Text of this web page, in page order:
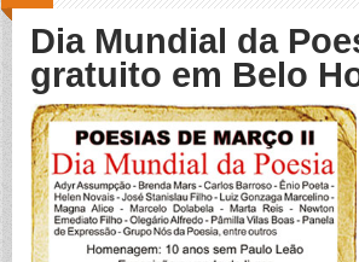
Dia Mundial da
gratuito em Belo